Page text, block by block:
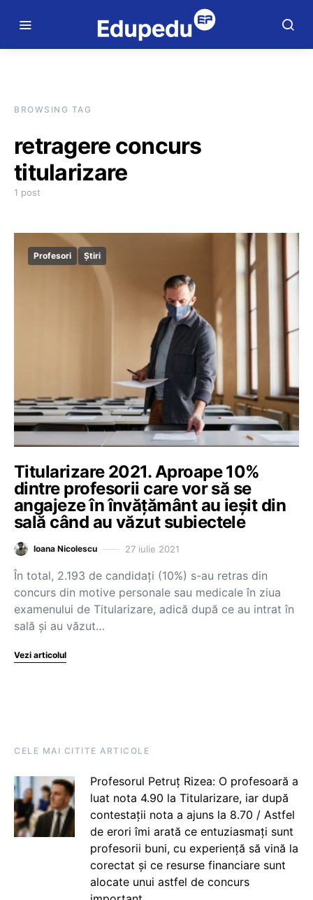
BROWSING TAG
retragere concurs
titularizare
1 post
Profesori Știri
Titularizare 2021. Aproape 10%
dintre profesorii care vor să se
angajeze în învățământ au ieșit din
sală când au văzut subiectele
Ioana Nicolescu 27 iulie 2021
În total, 2.193 de candidați (10%) s-au retras din
concurs din motive personale sau medicale în ziua
examenului de Titularizare, adică după ce au intrat în
sală și au văzut…
Vezi articolul
CELE MAI CITITE ARTICOLE
Profesorul Petruț Rizea: O profesoară a
luat nota 4.90 la Titularizare, iar după
contestații nota a ajuns la 8.70 / Astfel
de erori îmi arată ce entuziasmați sunt
profesorii buni, cu experiență să vină la
corectat și ce resurse financiare sunt
alocate unui astfel de concurs